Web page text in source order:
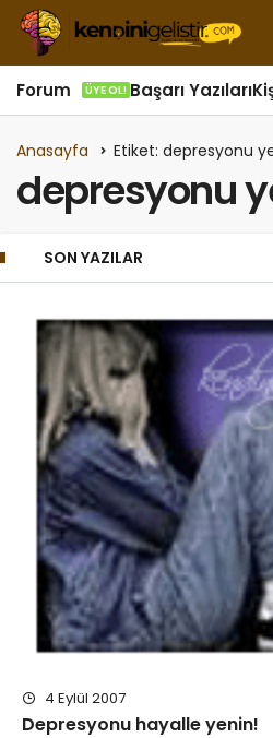
Forum ÜYE OL! Başarı Yazıları
Anasayfa Etiket: depresyonu
depresyonu
SON YAZILAR
4 Eylül 2007
Depresyonu hayalle yenin!